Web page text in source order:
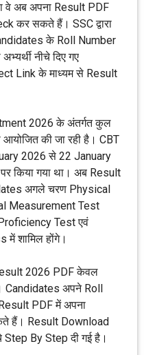
वे अब अपना Result PDF
कर सकते हैं। SSC द्वारा
के Roll Number
नीचे दिए गए
Link के माध्यम से Result
2026 के अंतर्गत कुल
आयोजित की जा रही है। CBT
2026 से 22 January
किया गया था। अब Result
अगले चरण Physical
Measurement Test
Test एवं
शामिल होंगे।
2026 PDF केवल
Candidates अपने Roll
PDF में अपना
हैं। Result Download
By Step दी गई है।